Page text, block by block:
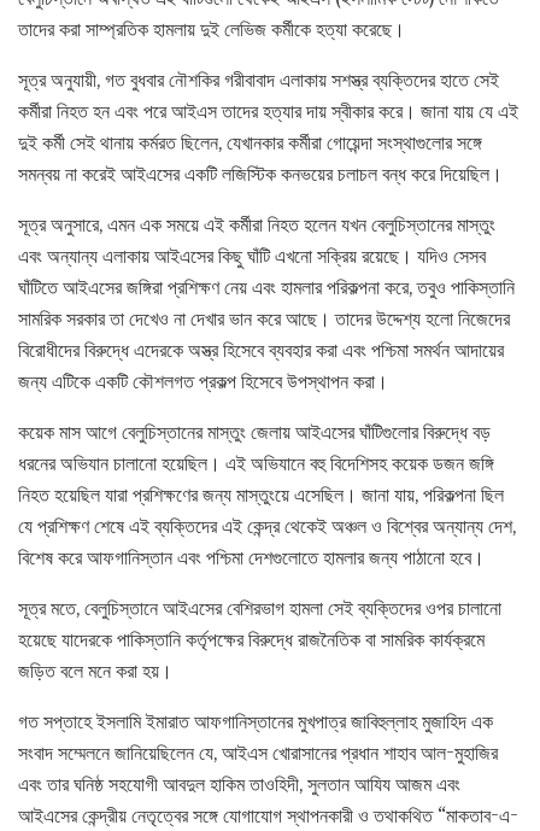
তাদের করা সাম্প্রতিক হামলায় দুই লেভিজ কর্মীকে হত্যা করেছে।
সূত্র অনুযায়ী, গত বুধবার নৌশকির গরীবাবাদ এলাকায় সশস্ত্র ব্যক্তিদের হাতে সেই
কর্মীরা নিহত হন এবং পরে আইএস তাদের হত্যার দায় স্বীকার করে। জানা যায় যে এই
দুই কর্মী সেই থানায় কর্মরত ছিলেন, যেখানকার কর্মীরা গোয়েন্দা সংস্থাগুলোর সঙ্গে
সমন্বয় না করেই আইএসের একটি লজিস্টিক কনভয়ের চলাচল বন্ধ করে দিয়েছিল।
সূত্র অনুসারে, এমন এক সময়ে এই কর্মীরা নিহত হলেন যখন বেলুচিস্তানের মাস্তুং
এবং অন্যান্য এলাকায় আইএসের কিছু ঘাঁটি এখনো সক্রিয় রয়েছে। যদিও সেসব
ঘাঁটিতে আইএসের জঙ্গিরা প্রশিক্ষণ নেয় এবং হামলার পরিকল্পনা করে, তবুও পাকিস্তানি
সামরিক সরকার তা দেখেও না দেখার ভান করে আছে। তাদের উদ্দেশ্য হলো নিজেদের
বিরোধীদের বিরুদ্ধে এদেরকে অস্ত্র হিসেবে ব্যবহার করা এবং পশ্চিমা সমর্থন আদায়ের
জন্য এটিকে একটি কৌশলগত প্রকল্প হিসেবে উপস্থাপন করা।
কয়েক মাস আগে বেলুচিস্তানের মাস্তুং জেলায় আইএসের ঘাঁটিগুলোর বিরুদ্ধে বড়
ধরনের অভিযান চালানো হয়েছিল। এই অভিযানে বহু বিদেশিসহ কয়েক ডজন জঙ্গি
নিহত হয়েছিল যারা প্রশিক্ষণের জন্য মাস্তুংয়ে এসেছিল। জানা যায়, পরিকল্পনা ছিল
যে প্রশিক্ষণ শেষে এই ব্যক্তিদের এই কেন্দ্র থেকেই অঞ্চল ও বিশ্বের অন্যান্য দেশ,
বিশেষ করে আফগানিস্তান এবং পশ্চিমা দেশগুলোতে হামলার জন্য পাঠানো হবে।
সূত্র মতে, বেলুচিস্তানে আইএসের বেশিরভাগ হামলা সেই ব্যক্তিদের ওপর চালানো
হয়েছে যাদেরকে পাকিস্তানি কর্তৃপক্ষের বিরুদ্ধে রাজনৈতিক বা সামরিক কার্যক্রমে
জড়িত বলে মনে করা হয়।
গত সপ্তাহে ইসলামি ইমারাত আফগানিস্তানের মুখপাত্র জাবিহুল্লাহ মুজাহিদ এক
সংবাদ সম্মেলনে জানিয়েছিলেন যে, আইএস খোরাসানের প্রধান শাহাব আল-মুহাজির
এবং তার ঘনিষ্ঠ সহযোগী আবদুল হাকিম তাওহিদী, সুলতান আযিয আজম এবং
আইএসের কেন্দ্রীয় নেতৃত্বের সঙ্গে যোগাযোগ স্থাপনকারী ও তথাকথিত “মাকতাব-এ-